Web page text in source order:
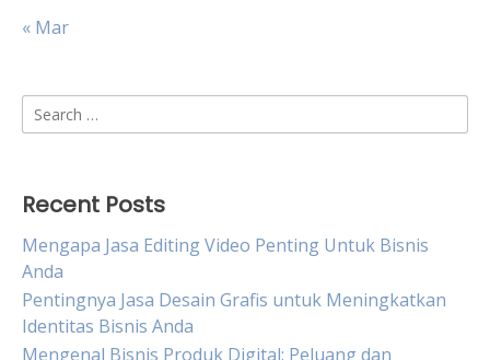
« Mar
Search
for:
Recent Posts
Mengapa Jasa Editing Video Penting Untuk Bisnis
Anda
Pentingnya Jasa Desain Grafis untuk Meningkatkan
Identitas Bisnis Anda
Mengenal Bisnis Produk Digital: Peluang dan